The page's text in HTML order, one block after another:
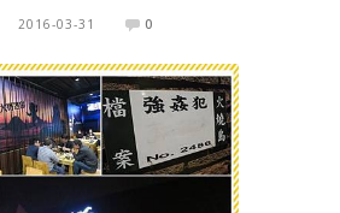
2016-03-31 0